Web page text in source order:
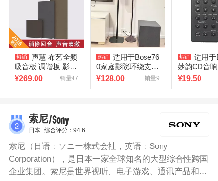
声慧 布艺全频
吸音板 调谐板 影音
室录音棚琴房家庭
¥269.00 销量47
适用于Bose76
0家庭影院环绕支架
780音箱架子DM3S
¥128.00 销量9
适用
妙韵CD音
遥控器1-4
¥19.50
索尼/Sony
日本 综合评分：94.6
索尼（日语：ソニー株式会社，英语：Sony
Corporation），是日本一家全球知名的大型综合性跨国
企业集团。索尼是世界视听、电子游戏、通讯产品和信